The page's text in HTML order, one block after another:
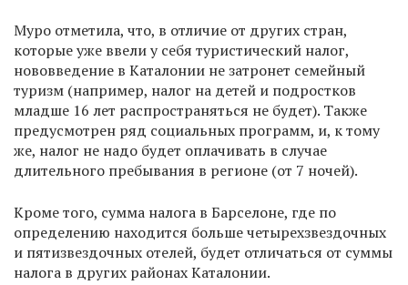
Муро отметила, что, в отличие от других стран,
которые уже ввели у себя туристический налог,
нововведение в Каталонии не затронет семейный
туризм (например, налог на детей и подростков
младше 16 лет распространяться не будет). Также
предусмотрен ряд социальных программ, и, к тому
же, налог не надо будет оплачивать в случае
длительного пребывания в регионе (от 7 ночей).
Кроме того, сумма налога в Барселоне, где по
определению находится больше четырехзвездочных
и пятизвездочных отелей, будет отличаться от суммы
налога в других районах Каталонии.